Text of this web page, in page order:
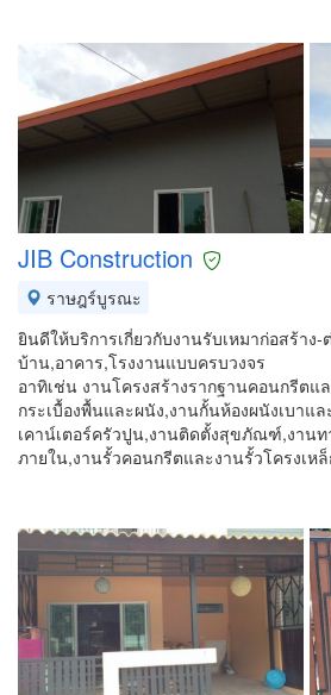
JIB Construction
ราษฎร์บูรณะ
ยินดีให้บริการเกี่ยวกับงานรับเหมาก่อสร้าง-
บ้าน,อาคาร,โรงงานแบบครบวงจร
อาทิเช่น งานโครงสร้างรากฐานคอนกรีตแ
กระเบื้องพื้นและผนัง,งานกั้นห้องผนังเบาแ
เคาน์เตอร์ครัวปูน,งานติดตั้งสุขภัณฑ์,งาน
ภายใน,งานรั้วคอนกรีตและงานรั้วโครงเห